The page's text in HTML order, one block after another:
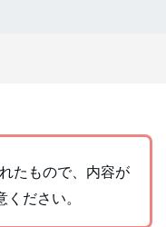
たもので、内容が
ださい。